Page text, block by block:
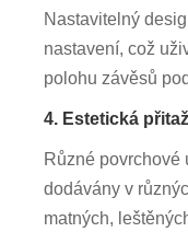
Nastavitelný
nastavení, což
polohu závěsů
4. Estetická
Různé povrchové
dodávány v
matných,